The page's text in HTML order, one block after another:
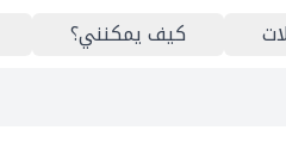
كيف يمكنني؟